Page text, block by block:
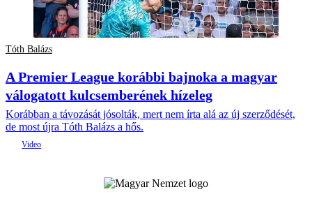
Tóth Balázs
A Premier League korábbi bajnoka a magyar
válogatott kulcsemberének hízeleg
Korábban a távozását jósolták, mert nem írta alá az új szerződését,
de most újra Tóth Balázs a hős.